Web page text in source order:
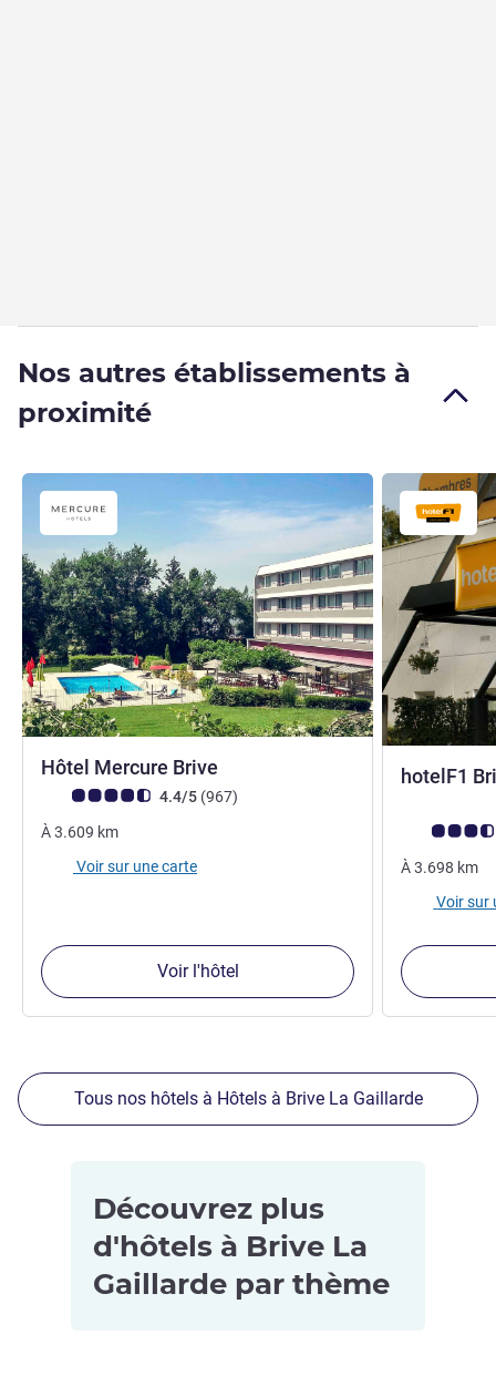
Nos autres établissements à
proximité
Hôtel Mercure Brive
Note Avis clients (Note ALL)
4.4/5 (967avis
)
À3.609 km
Voir sur une carte
Voir l'hôtel
hotelF1
Note Avis
À3.698 km
Voir sur
Tous nos hôtels à Hôtels à Brive La Gaillarde
Découvrez plus
d'hôtels à Brive La
Gaillarde par thème